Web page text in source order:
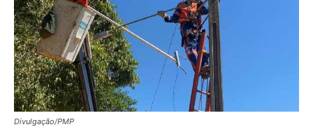
Divulgação/PMP